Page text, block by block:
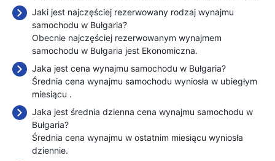
Jaki jest najczęściej rezerwowany rodzaj wynajmu
samochodu w Bułgaria?
Obecnie najczęściej rezerwowanym wynajmem
samochodu w Bułgaria jest Ekonomiczna.
Jaka jest cena wynajmu samochodu w Bułgaria?
Średnia cena wynajmu samochodu wyniosła w ubiegłym
miesiącu .
Jaka jest średnia dzienna cena wynajmu samochodu w
Bułgaria?
Średnia cena wynajmu w ostatnim miesiącu wyniosła
dziennie.